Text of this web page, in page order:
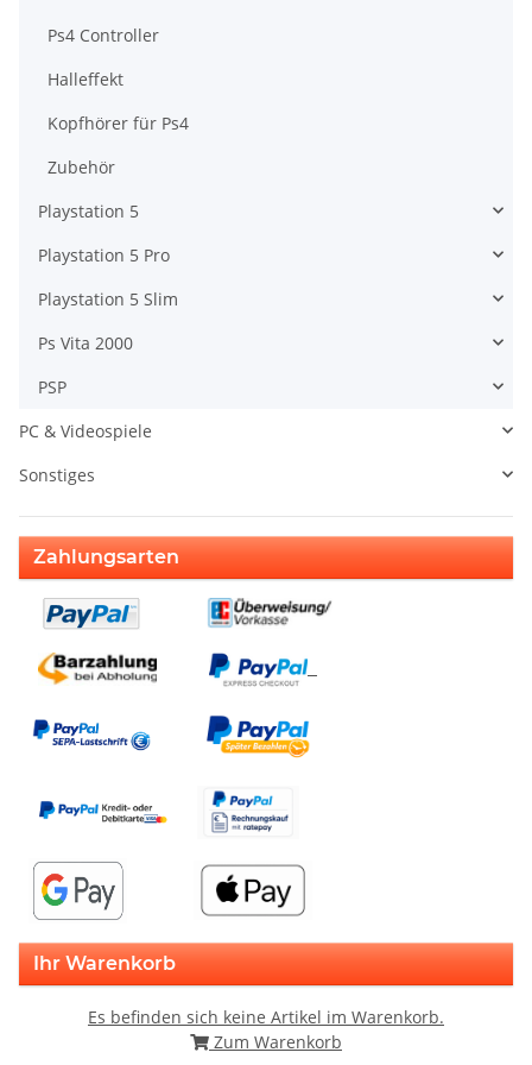
Ps4 Controller
Halleffekt
Kopfhörer für Ps4
Zubehör
Playstation 5
Playstation 5 Pro
Playstation 5 Slim
Ps Vita 2000
PSP
PC & Videospiele
Sonstiges
Zahlungsarten
Ihr Warenkorb
Es befinden sich keine Artikel im Warenkorb.
Zum Warenkorb